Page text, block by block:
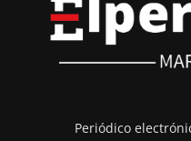
Periódico